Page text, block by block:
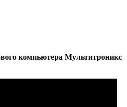
компьютера Мультитроникс